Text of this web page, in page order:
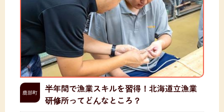
鹿部町
半年間で漁業スキルを習得！北海道立漁業
研修所ってどんなところ？